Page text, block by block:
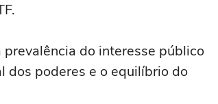
do interesse público
dos poderes e o equilíbrio do